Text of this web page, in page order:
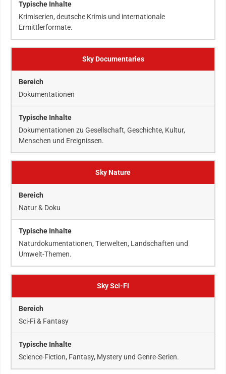
Krimiserien, deutsche Krimis und internationale
Ermittlerformate.
Sky Documentaries
Dokumentationen
Dokumentationen zu Gesellschaft, Geschichte, Kultur,
Menschen und Ereignissen.
Sky Nature
Natur & Doku
Naturdokumentationen, Tierwelten, Landschaften und
Umwelt-Themen.
Sky Sci-Fi
Sci-Fi & Fantasy
Science-Fiction, Fantasy, Mystery und Genre-Serien.